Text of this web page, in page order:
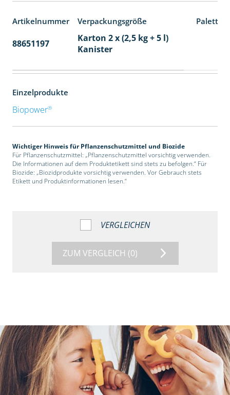
Artikelnummer Verpackungsgröße
88651197
Karton 2 x (2,5 kg + 5 l)
Kanister
Einzelprodukte
Biopower®
Wichtiger Hinweis für Pflanzenschutzmittel und Biozide
Für Pflanzenschutzmittel: „Pflanzenschutzmittel vorsichtig verwenden.
Die Informationen auf dem Produktetikett sind stets zu befolgen.“ Für
Biozide: „Biozidprodukte vorsichtig verwenden. Vor Gebrauch stets
Etikett und Produktinformationen lesen.“
VERGLEICHEN
ZUM VERGLEICH (0)